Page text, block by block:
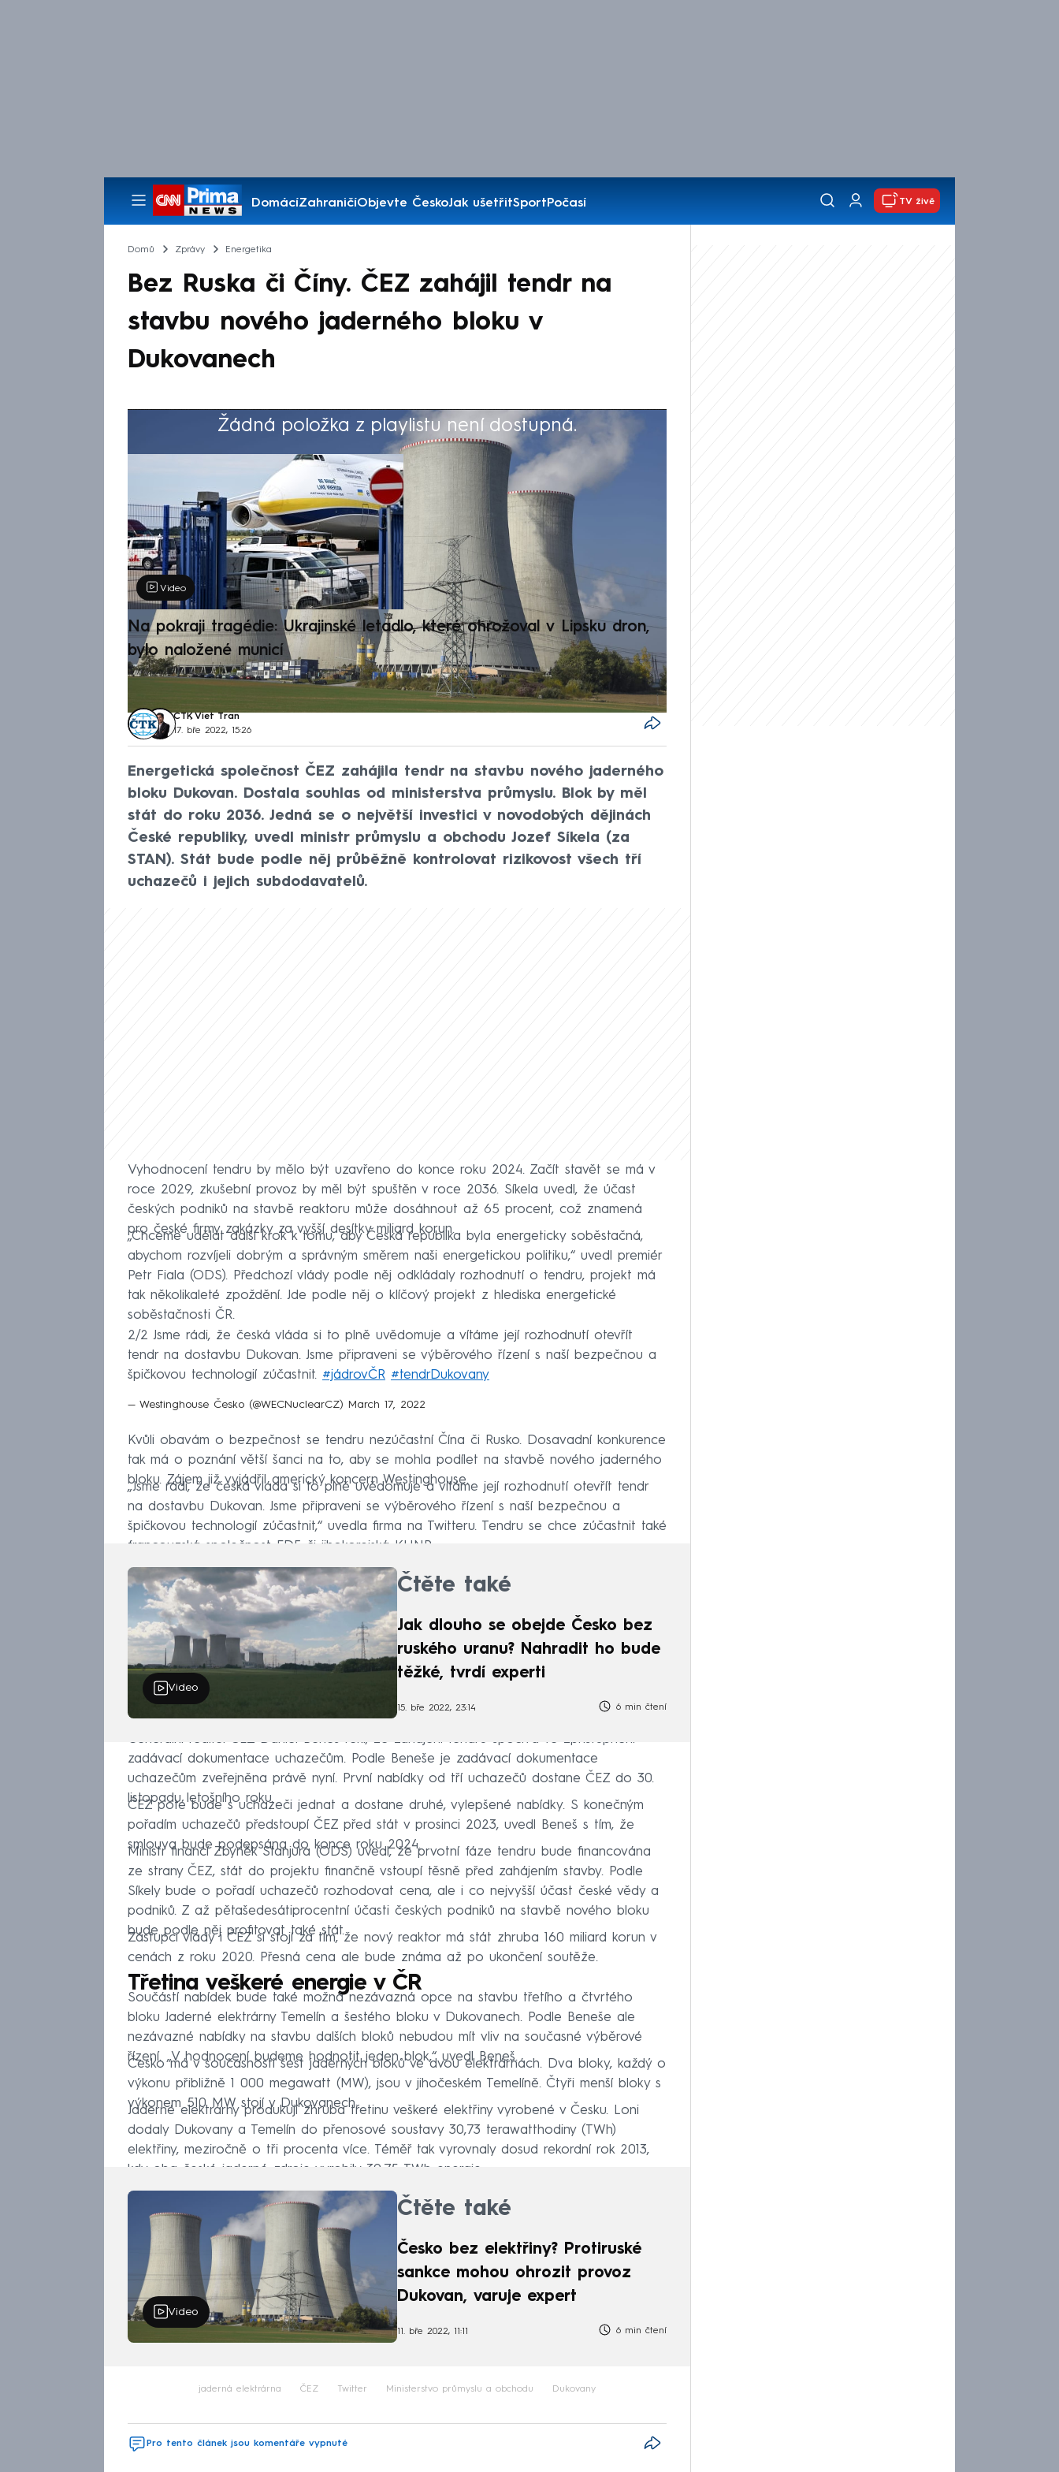
DomácíZahraničíObjevte ČeskoJak ušetřitSportPočasí
Pořady
TV živě
Domů Zprávy Energetika
Bez Ruska či Číny. ČEZ zahájil tendr na
stavbu nového jaderného bloku v
Dukovanech
Žádná položka z playlistu není dostupná.
Výběr redakce
Video
Na pokraji tragédie: Ukrajinské letadlo, které ohrožoval v Lipsku dron,
bylo naložené municí
ČTK, Viet Tran
17. bře 2022, 15:26
Energetická společnost ČEZ zahájila tendr na stavbu nového jaderného
bloku Dukovan. Dostala souhlas od ministerstva průmyslu. Blok by měl
stát do roku 2036. Jedná se o největší investici v novodobých dějinách
České republiky, uvedl ministr průmyslu a obchodu Jozef Síkela (za
STAN). Stát bude podle něj průběžně kontrolovat rizikovost všech tří
uchazečů i jejich subdodavatelů.
Vyhodnocení tendru by mělo být uzavřeno do konce roku 2024. Začít stavět se má v
roce 2029, zkušební provoz by měl být spuštěn v roce 2036. Síkela uvedl, že účast
českých podniků na stavbě reaktoru může dosáhnout až 65 procent, což znamená
pro české firmy zakázky za vyšší desítky miliard korun.
„Chceme udělat další krok k tomu, aby Česká republika byla energeticky soběstačná,
abychom rozvíjeli dobrým a správným směrem naši energetickou politiku,“ uvedl premiér
Petr Fiala (ODS). Předchozí vlády podle něj odkládaly rozhodnutí o tendru, projekt má
tak několikaleté zpoždění. Jde podle něj o klíčový projekt z hlediska energetické
soběstačnosti ČR.
2/2 Jsme rádi, že česká vláda si to plně uvědomuje a vítáme její rozhodnutí otevřít
tendr na dostavbu Dukovan. Jsme připraveni se výběrového řízení s naší bezpečnou a
špičkovou technologií zúčastnit. #jádrovČR #tendrDukovany
— Westinghouse Česko (@WECNuclearCZ) March 17, 2022
Kvůli obavám o bezpečnost se tendru nezúčastní Čína či Rusko. Dosavadní konkurence
tak má o poznání větší šanci na to, aby se mohla podílet na stavbě nového jaderného
bloku. Zájem již vyjádřil americký koncern Westinghouse.
„Jsme rádi, že česká vláda si to plně uvědomuje a vítáme její rozhodnutí otevřít tendr
na dostavbu Dukovan. Jsme připraveni se výběrového řízení s naší bezpečnou a
špičkovou technologií zúčastnit,“ uvedla firma na Twitteru. Tendru se chce zúčastnit také
francouzská společnost EDF či jihokorejská KHNP
Video
Čtěte také
Jak dlouho se obejde Česko bez
ruského uranu? Nahradit ho bude
těžké, tvrdí experti
15. bře 2022, 23:14 6 min čtení
Generální ředitel ČEZ Daniel Beneš řekl, že zahájení tendru spočívá ve zpřístupnění
zadávací dokumentace uchazečům. Podle Beneše je zadávací dokumentace
uchazečům zveřejněna právě nyní. První nabídky od tří uchazečů dostane ČEZ do 30.
listopadu letošního roku.
ČEZ poté bude s uchazeči jednat a dostane druhé, vylepšené nabídky. S konečným
pořadím uchazečů předstoupí ČEZ před stát v prosinci 2023, uvedl Beneš s tím, že
smlouva bude podepsána do konce roku 2024.
Ministr financí Zbyněk Stanjura (ODS) uvedl, že prvotní fáze tendru bude financována
ze strany ČEZ, stát do projektu finančně vstoupí těsně před zahájením stavby. Podle
Síkely bude o pořadí uchazečů rozhodovat cena, ale i co nejvyšší účast české vědy a
podniků. Z až pětašedesátiprocentní účasti českých podniků na stavbě nového bloku
bude podle něj profitovat také stát.
Zástupci vlády i ČEZ si stojí za tím, že nový reaktor má stát zhruba 160 miliard korun v
cenách z roku 2020. Přesná cena ale bude známa až po ukončení soutěže.
Třetina veškeré energie v ČR
Součástí nabídek bude také možná nezávazná opce na stavbu třetího a čtvrtého
bloku Jaderné elektrárny Temelín a šestého bloku v Dukovanech. Podle Beneše ale
nezávazné nabídky na stavbu dalších bloků nebudou mít vliv na současné výběrové
řízení. „V hodnocení budeme hodnotit jeden blok,“ uvedl Beneš.
Česko má v současnosti šest jaderných bloků ve dvou elektrárnách. Dva bloky, každý o
výkonu přibližně 1 000 megawatt (MW), jsou v jihočeském Temelíně. Čtyři menší bloky s
výkonem 510 MW stojí v Dukovanech.
Jaderné elektrárny produkují zhruba třetinu veškeré elektřiny vyrobené v Česku. Loni
dodaly Dukovany a Temelín do přenosové soustavy 30,73 terawatthodiny (TWh)
elektřiny, meziročně o tři procenta více. Téměř tak vyrovnaly dosud rekordní rok 2013,
kdy oba české jaderné zdroje vyrobily 30,75 TWh energie.
Video
Čtěte také
Česko bez elektřiny? Protiruské
sankce mohou ohrozit provoz
Dukovan, varuje expert
11. bře 2022, 11:11 6 min čtení
jaderná elektrárna ČEZ Twitter Ministerstvo průmyslu a obchodu Dukovany
Pro tento článek jsou komentáře vypnuté